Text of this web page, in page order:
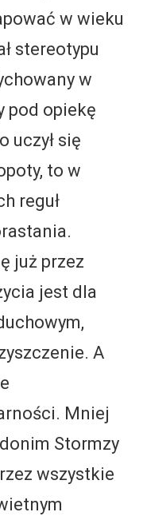
w wieku
stereotypu
w
pod opiekę
uczył się
to w
reguł
już przez
jest dla
A
Mniej
Stormzy
wszystkie